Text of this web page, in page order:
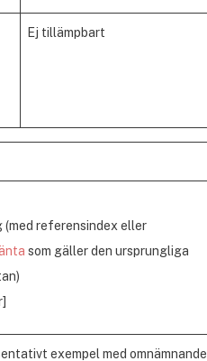
Ej tillämpbart
(med referensindex eller
som gäller den ursprungliga
exempel med omnämnande